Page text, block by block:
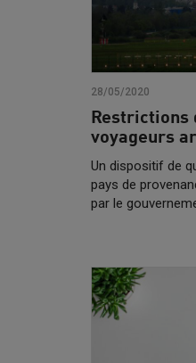
28/05/2020
voyageurs
Un dispositif de
pays de
par le